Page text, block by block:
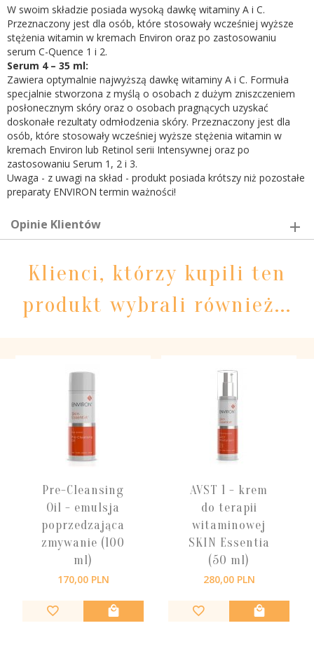
W swoim składzie posiada wysoką dawkę witaminy A i C.
Przeznaczony jest dla osób, które stosowały wcześniej wyższe
stężenia witamin w kremach Environ oraz po zastosowaniu
serum C-Quence 1 i 2.
Serum 4 – 35 ml:
Zawiera optymalnie najwyższą dawkę witaminy A i C. Formuła
specjalnie stworzona z myślą o osobach z dużym zniszczeniem
posłonecznym skóry oraz o osobach pragnących uzyskać
doskonałe rezultaty odmłodzenia skóry. Przeznaczony jest dla
osób, które stosowały wcześniej wyższe stężenia witamin w
kremach Environ lub Retinol serii Intensywnej oraz po
zastosowaniu Serum 1, 2 i 3.
Uwaga - z uwagi na skład - produkt posiada krótszy niż pozostałe
preparaty ENVIRON termin ważności!
Opinie Klientów
Klienci, którzy kupili ten
produkt wybrali również...
Pre-Cleansing
Oil - emulsja
poprzedzająca
zmywanie (100
ml)
170,00 PLN
AVST 1 - krem
do terapii
witaminowej
SKIN Essentia
(50 ml)
280,00 PLN